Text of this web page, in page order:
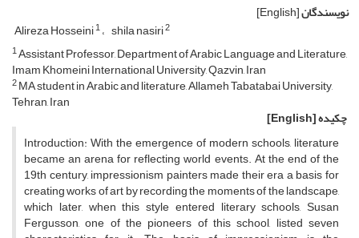
نویسندگان[English]
Alireza Hosseini1 shila nasiri2
1Assistant Professor, Department of Arabic Language and Literature,
Imam Khomeini International University, Qazvin, Iran
2MA student in Arabic and literature, Allameh Tabatabai University,
Tehran, Iran
چکیده[English]
Introduction: With the emergence of modern schools, literature
became an arena for reflecting world events. At the end of the
19th century, impressionism painters made their era a basis for
creating works of art by recording the moments of the landscape,
which later, when this style entered literary schools, Susan
Fergusson, one of the pioneers of this school, listed seven